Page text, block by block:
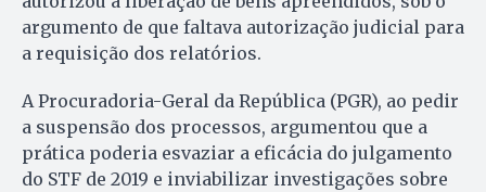
argumento de que faltava autorização judicial para
a requisição dos relatórios.
A Procuradoria-Geral da República (PGR), ao pedir
a suspensão dos processos, argumentou que a
prática poderia esvaziar a eficácia do julgamento
do STF de 2019 e inviabilizar investigações sobre